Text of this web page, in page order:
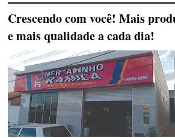
Crescendo com você! Mais
e mais qualidade a cada dia!